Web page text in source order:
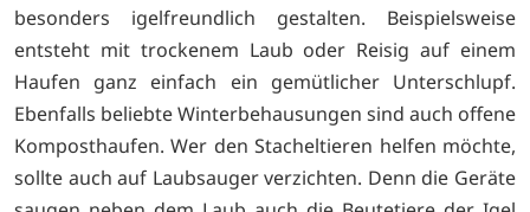
besonders igelfreundlich gestalten. Beispielsweise
entsteht mit trockenem Laub oder Reisig auf einem
Haufen ganz einfach ein gemütlicher Unterschlupf.
Ebenfalls beliebte Winterbehausungen sind auch offene
Komposthaufen. Wer den Stacheltieren helfen möchte,
sollte auch auf Laubsauger verzichten. Denn die Geräte